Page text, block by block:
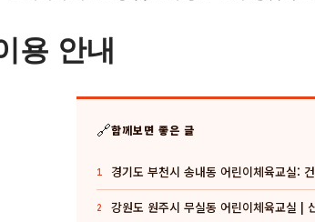
용 안내
🔗함께보면 좋은 글
1 경기도 부천시 송내동 어린이체육교실:
2 강원도 원주시 무실동 어린이체육교실 |